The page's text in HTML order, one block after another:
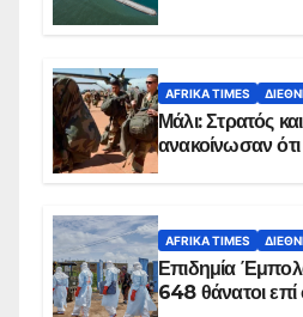
AFRIKA TIMES
Μάλι: Στρατός
ανακοίνωσαν
AFRIKA TIMES
Επιδημία
648 θάνατοι